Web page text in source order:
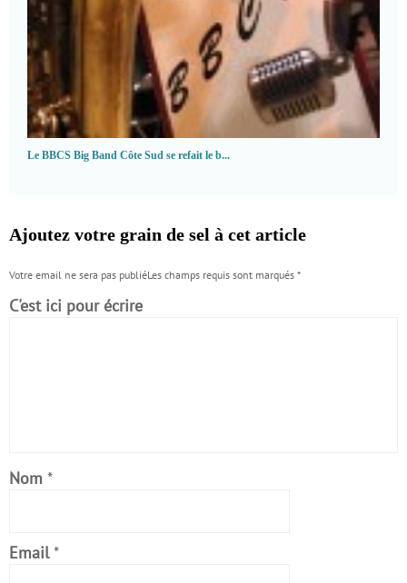
Le BBCS Big Band Côte Sud se refait le b...
Ajoutez votre grain de sel à cet article
Votre email ne sera pas publiéLes champs requis sont marqués *
C'est ici pour écrire
Nom *
Email *